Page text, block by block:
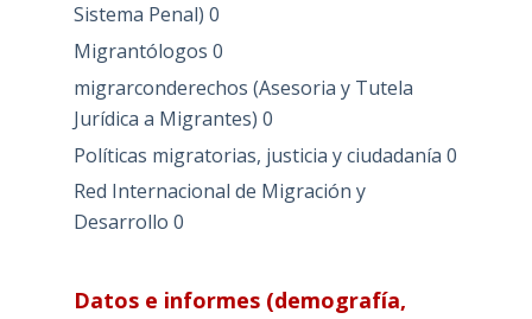
Sistema Penal) 0
Migrantólogos 0
migrarconderechos (Asesoria y Tutela
Jurídica a Migrantes) 0
Políticas migratorias, justicia y ciudadanía 0
Red Internacional de Migración y
Desarrollo 0
Datos e informes (demografía,